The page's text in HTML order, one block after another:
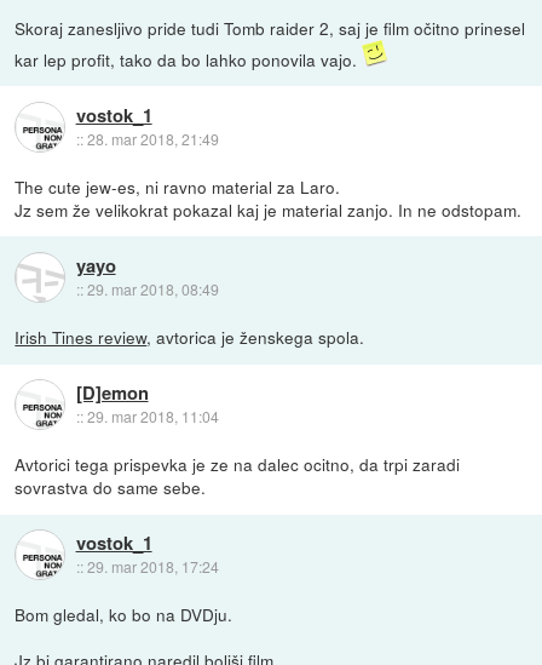
Skoraj zanesljivo pride tudi Tomb raider 2, saj je film očitno prinesel
kar lep profit, tako da bo lahko ponovila vajo.
vostok_1
::28. mar 2018, 21:49
The cute jew-es, ni ravno material za Laro.
Jz sem že velikokrat pokazal kaj je material zanjo. In ne odstopam.
yayo
::29. mar 2018, 08:49
Irish Tines review, avtorica je ženskega spola.
[D]emon
::29. mar 2018, 11:04
Avtorici tega prispevka je ze na dalec ocitno, da trpi zaradi
sovrastva do same sebe.
vostok_1
::29. mar 2018, 17:24
Bom gledal, ko bo na DVDju.